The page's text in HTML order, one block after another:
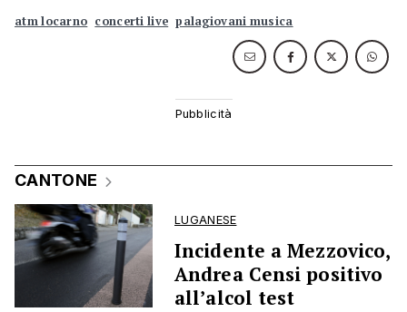
atm locarno concerti live palagiovani musica
CANTONE
LUGANESE
Incidente a Mezzovico,
Andrea Censi positivo
all’alcol test